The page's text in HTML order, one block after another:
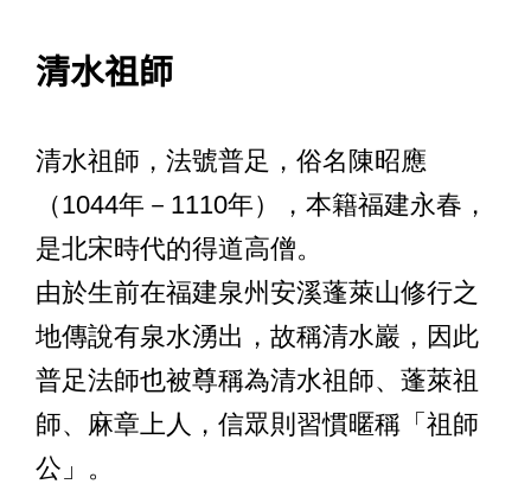
清水祖師
清水祖師，法號普足，俗名陳昭應
（1044年－1110年），本籍福建永春，
是北宋時代的得道高僧。
由於生前在福建泉州安溪蓬萊山修行之
地傳說有泉水湧出，故稱清水巖，因此
普足法師也被尊稱為清水祖師、蓬萊祖
師、麻章上人，信眾則習慣暱稱「祖師
公」。